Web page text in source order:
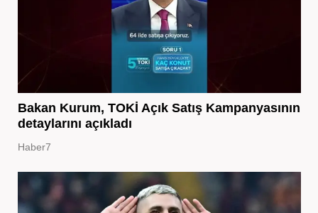
Bakan Kurum, TOKİ Açık Satış Kampanyasının
detaylarını açıkladı
Haber7